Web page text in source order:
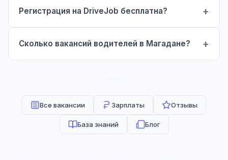
Регистрация на DriveJob бесплатна?
Сколько вакансий водителей в Магадане?
Все вакансии Зарплаты Отзывы
База знаний Блог